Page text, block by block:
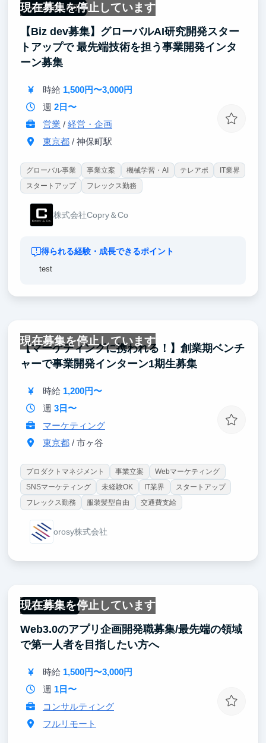
現在募集を停止しています
一部リモート可
【Biz dev募集】グローバルAI研究開発スター
トアップで 最先端技術を担う事業開発インタ
ーン募集
時給 1,500円〜3,000円
週 2日〜
営業 / 経営・企画
東京都/ 神保町駅
グローバル事業 事業立案 機械学習・AI テレアポ
IT業界
スタートアップ
フレックス勤務
株式会社Copry＆Co
得られる経験・成長できるポイント
test
現在募集を停止しています
【マーケティングに携われる！】創業期ベンチ
ャーで事業開発インターン1期生募集
時給 1,200円〜
週 3日〜
マーケティング
東京都/ 市ヶ谷
プロダクトマネジメント 事業立案
Webマーケティング
SNSマーケティング
未経験OK IT業界
スタートアップ
フレックス勤務
服装髪型自由 交通費支給
orosy株式会社
現在募集を停止しています
フルリモート
Web3.0のアプリ企画開発職募集/最先端の領域
で第一人者を目指したい方へ
時給 1,500円〜3,000円
週 1日〜
コンサルティング
フルリモート